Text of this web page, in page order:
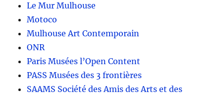
Le Mur Mulhouse
Motoco
Mulhouse Art Contemporain
ONR
Paris Musées l’Open Content
PASS Musées des 3 frontières
SAAMS Société des Amis des Arts et des